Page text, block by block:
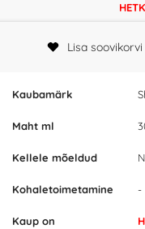
Kaubamärk
Maht ml
Kellele mõeldud
Kohaletoimetamine -
Kaup on
Lisa soovikorvi